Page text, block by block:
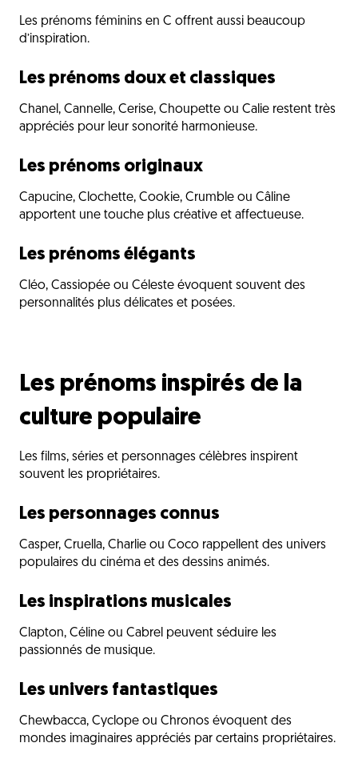
Les prénoms féminins en C offrent aussi beaucoup
d’inspiration.
Les prénoms doux et classiques
Chanel, Cannelle, Cerise, Choupette ou Calie restent très
appréciés pour leur sonorité harmonieuse.
Les prénoms originaux
Capucine, Clochette, Cookie, Crumble ou Câline
apportent une touche plus créative et affectueuse.
Les prénoms élégants
Cléo, Cassiopée ou Céleste évoquent souvent des
personnalités plus délicates et posées.
Les prénoms inspirés de la
culture populaire
Les films, séries et personnages célèbres inspirent
souvent les propriétaires.
Les personnages connus
Casper, Cruella, Charlie ou Coco rappellent des univers
populaires du cinéma et des dessins animés.
Les inspirations musicales
Clapton, Céline ou Cabrel peuvent séduire les
passionnés de musique.
Les univers fantastiques
Chewbacca, Cyclope ou Chronos évoquent des
mondes imaginaires appréciés par certains propriétaires.